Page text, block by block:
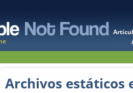
Archivos estáticos